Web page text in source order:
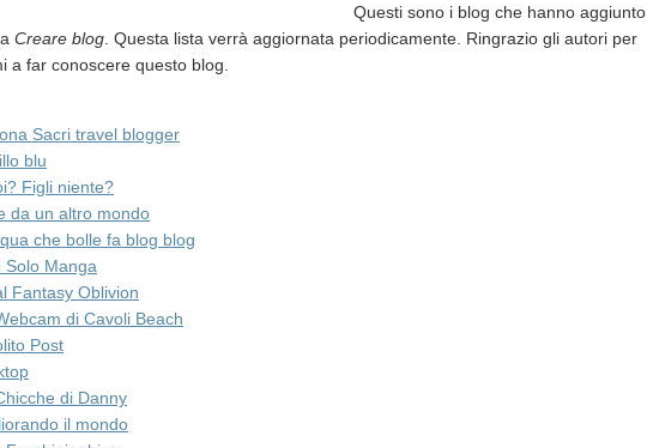
Questi sono i blog che hanno aggiunto
Creare blog . Questa lista verrà aggiornata periodicamente. Ringrazio gli autori per
a far conoscere questo blog.
Sacri travel blogger
blu
Figli niente?
da un altro mondo
che bolle fa blog blog
Solo Manga
Fantasy Oblivion
di Cavoli Beach
Post
di Danny
il mondo